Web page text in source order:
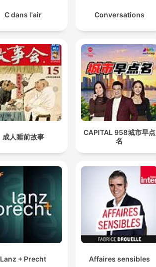
C dans l'air Conversations
成人睡前故事
CAPITAL 958城市早点
名
Lanz + Precht Affaires sensibles